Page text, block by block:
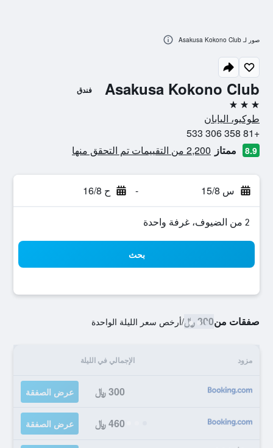
Asakusa Kokono Club فندق
3 نجوم
طوكيو، اليابان
+81 358 306 533
8.9 ممتاز 2,200 من التقييمات تم التحقق منها
س 15/8 - ح 16/8
2 من الضيوف، غرفة واحدة
بحث
صفقات من300 ﷼ /أرخص سعر الليلة الواحدة
مزود الإجمالي في الليلة
300 ﷼ عرض الصفقة
460 ﷼ عرض الصفقة
صور لـ Asakusa Kokono Club